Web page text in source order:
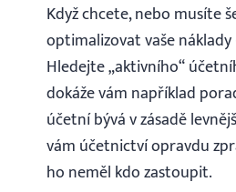
Když chcete, nebo musíte
optimalizovat vaše
Hledejte „aktivního“
dokáže vám například
účetní bývá v zásadě
vám účetnictví opravdu
ho neměl kdo zastoupit.